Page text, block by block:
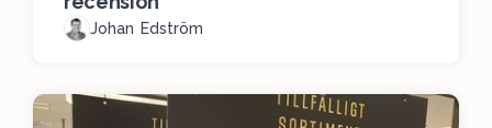
Johan Edström